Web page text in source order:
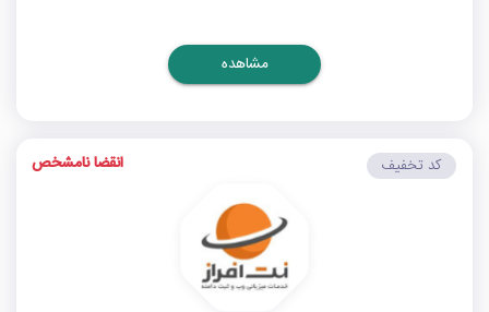
مشاهده
کد تخفیف انقضا نامشخص